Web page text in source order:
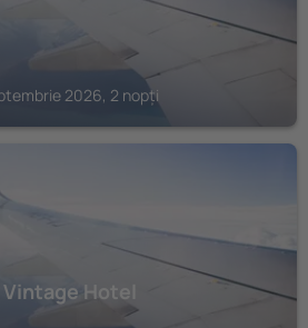
2026, 2 nopți
Hotel